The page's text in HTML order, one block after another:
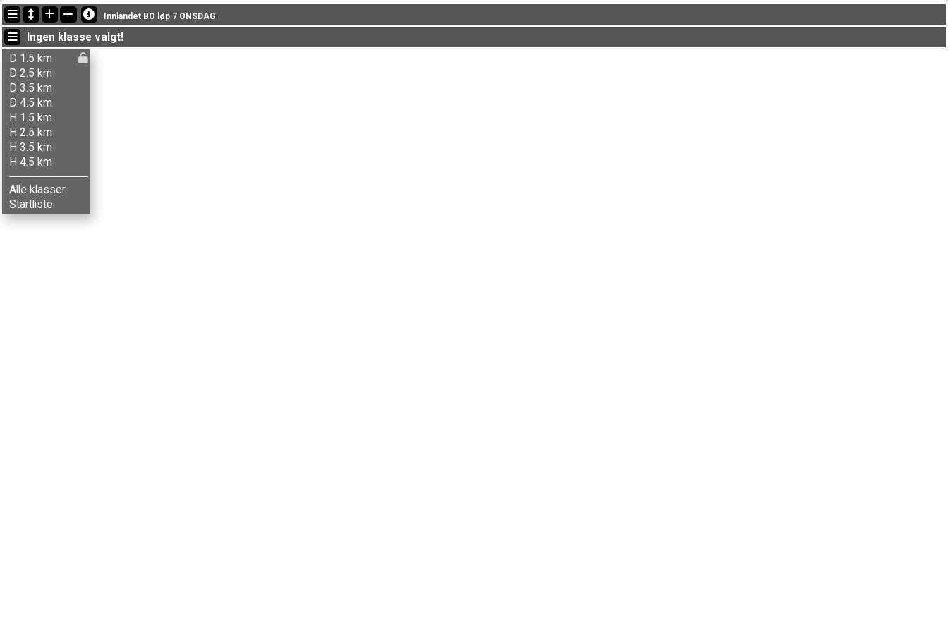
Siste oppdateringer
19:00:49: Pål Hagen (Herrer 3.5 km) fikk ny status: ikke startet
19:00:41: Reidar Syversen (
19:00:02: Birgit W. Berg (Damer 3.5 km) kom i mål med tiden 48:02 (12)
Innlandet BO løp 7 ONSDAG
Ingen klasse valgt!
D 1.5 km
D 2.5 km
D 3.5 km
D 4.5 km
H 1.5 km
H 2.5 km
H 3.5 km
H 4.5 km
Alle klasser
Startliste